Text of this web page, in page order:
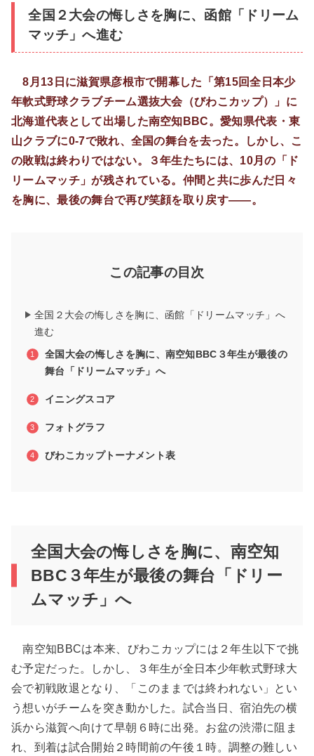
全国２大会の悔しさを胸に、函館「ドリーム
マッチ」へ進む
8月13日に滋賀県彦根市で開幕した「第15回全日本少
年軟式野球クラブチーム選抜大会（びわこカップ）」に
北海道代表として出場した南空知BBC。愛知県代表・東
山クラブに0-7で敗れ、全国の舞台を去った。しかし、こ
の敗戦は終わりではない。３年生たちには、10月の「ド
リームマッチ」が残されている。仲間と共に歩んだ日々
を胸に、最後の舞台で再び笑顔を取り戻す――。
この記事の目次
全国２大会の悔しさを胸に、函館「ドリームマッチ」へ
進む
全国大会の悔しさを胸に、南空知BBC３年生が最後の
舞台「ドリームマッチ」へ
イニングスコア
フォトグラフ
びわこカップトーナメント表
全国大会の悔しさを胸に、南空知
BBC３年生が最後の舞台「ドリー
ムマッチ」へ
南空知BBCは本来、びわこカップには２年生以下で挑
む予定だった。しかし、３年生が全日本少年軟式野球大
会で初戦敗退となり、「このままでは終われない」とい
う想いがチームを突き動かした。試合当日、宿泊先の横
浜から滋賀へ向けて早朝６時に出発。お盆の渋滞に阻ま
れ、到着は試合開始２時間前の午後１時。調整の難しい